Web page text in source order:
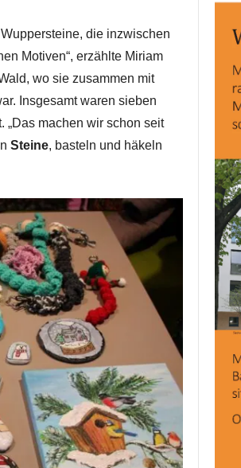
die inzwischen
Motiven“, erzählte Miriam
wo sie zusammen mit
Insgesamt waren sieben
„Das machen wir schon seit
Steine, basteln und häkeln